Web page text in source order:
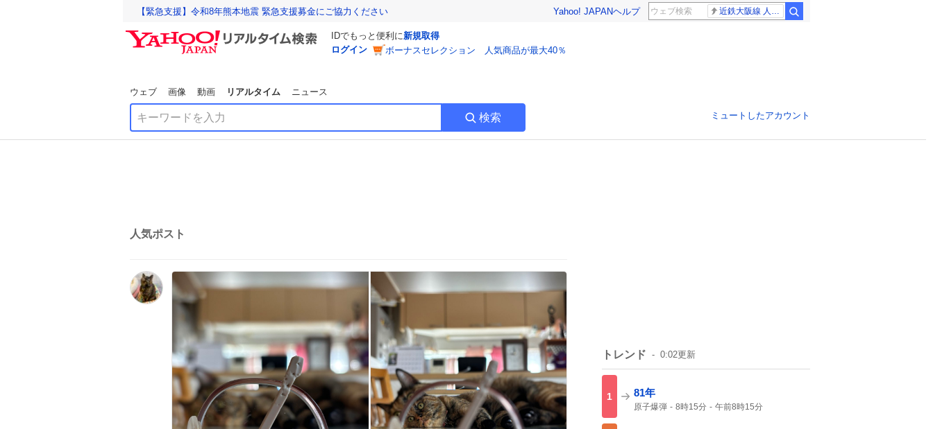
【緊急支援】令和8年熊本地震 緊急支援募金にご協力ください Yahoo! JAPANヘルプ 近鉄大阪線 人身事故
IDでもっと便利に新規取得
ログイン
ボーナスセレクション 人気商品が最大40％
ウェブ 画像 動画 リアルタイム ニュース
検索 ミュートしたアカウント
人気ポスト
トレンド 0:02更新
1 81年
原子爆弾 8時15分
午前8時15分